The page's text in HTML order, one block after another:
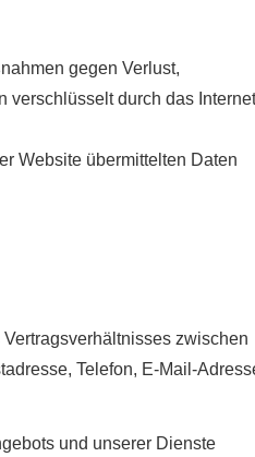
gegen Verlust,
verschlüsselt durch das Internet
Website übermittelten Daten
zwischen
Telefon, E-Mail-
und unserer Dienste